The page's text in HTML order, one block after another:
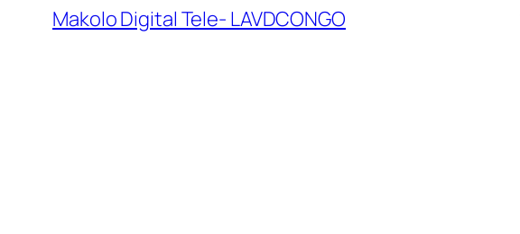
Makolo Digital Tele- LAVDCONGO